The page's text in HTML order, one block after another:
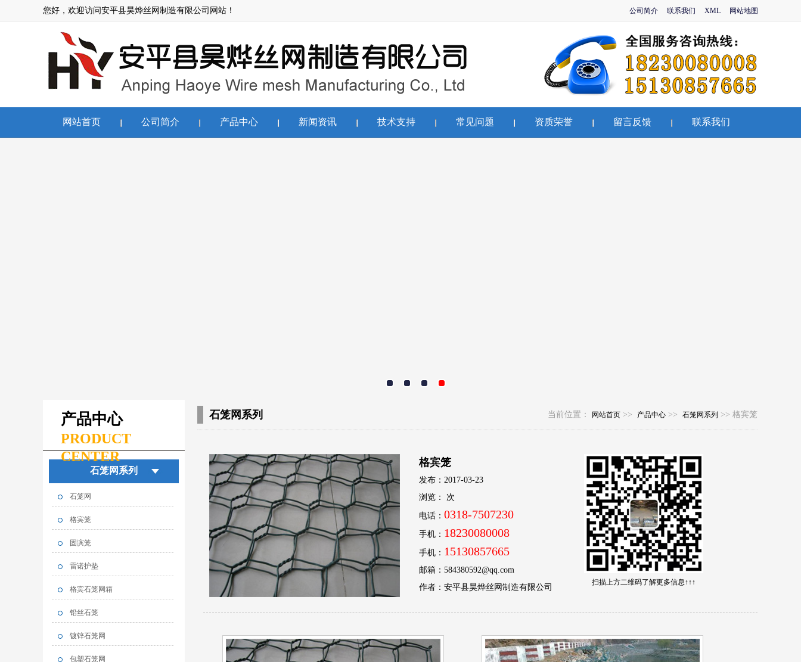
您好，欢迎访问安平县昊烨丝网制造有限公司网站！ 公司简介 联系我们 XML 网站地图
网站首页 公司简介 产品中心 新闻资讯 技术支持 常见问题 资质荣誉 留言反馈 联系我们
产品中心
PRODUCT
CENTER
石笼网系列
石笼网
格宾笼
固滨笼
雷诺护垫
格宾石笼网箱
铅丝石笼
镀锌石笼网
包塑石笼网
石笼网系列 当前位置： 网站首页 >> 产品中心 >> 石笼网系列 >> 格宾笼
格宾笼
发布：2017-03-23
浏览：
次
电话： 0318-7507230
手机： 18230080008
手机： 15130857665
邮箱：584380592@qq.com
作者：安平县昊烨丝网制造有限公司
扫描上方二维码了解更多信息↑↑↑